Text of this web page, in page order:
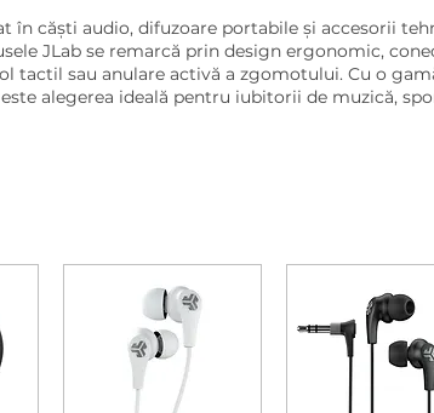
în căști audio, difuzoare portabile și accesorii
JLab se remarcă prin design ergonomic,
sau anulare activă a zgomotului. Cu o
alegerea ideală pentru iubitorii de muzică,